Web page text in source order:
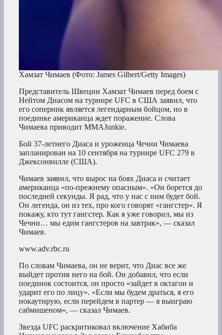
Хамзат Чимаев (Фото: James Gilbert/Getty Images)
Представитель Швеции Хамзат Чимаев перед боем с
Нейтом Диасом на турнире UFC в США заявил, что
его соперник является легендарным бойцом, но в
поединке американца ждет поражение. Слова
Чимаева приводит MMAJunkie.
Бой 37-летнего Диаса и уроженца Чечни Чимаева
запланирован на 10 сентября на турнире UFC 279 в
Джексонвилле (США).
Чимаев заявил, что вырос на боях Диаса и считает
американца «по-прежнему опасным». «Он борется до
последней секунды. Я рад, что у нас с ним будет бой.
Он легенда, он из тех, про кого говорят «гангстер». Я
покажу, кто тут гангстер. Как я уже говорил, мы из
Чечни… мы едим гангстеров на завтрак», — сказал
Чимаев.
www.adv.rbc.ru
По словам Чимаева, он не верит, что Диас все же
выйдет против него на бой. Он добавил, что если
поединок состоится, он просто «зайдет в октагон и
ударит его по лицу». «Если мы будем драться, я его
нокаутирую, если перейдем в партер — я выиграю
сабмишеном», — сказал Чимаев.
Звезда UFC раскритиковал включение Хабиба